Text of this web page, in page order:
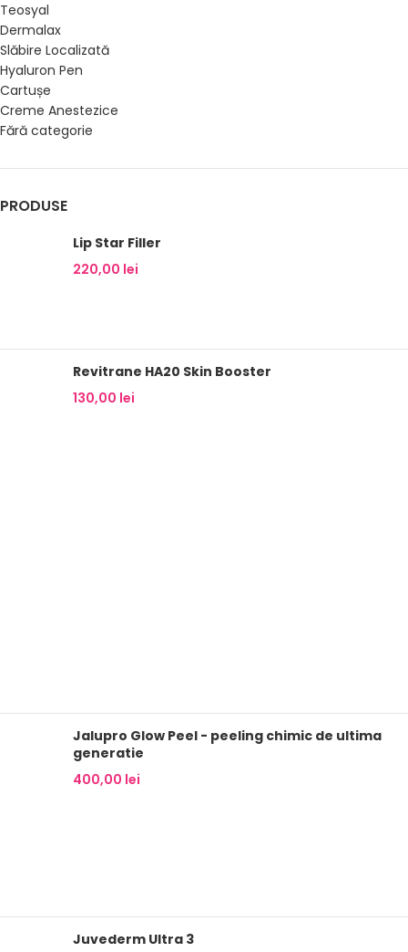
Teosyal
Dermalax
Slăbire Localizată
Hyaluron Pen
Cartușe
Creme Anestezice
Fără categorie
PRODUSE
Lip Star Filler
220,00 lei
Revitrane HA20 Skin Booster
130,00 lei
Jalupro Glow Peel - peeling chimic de ultima
generatie
400,00 lei
Juvederm Ultra 3